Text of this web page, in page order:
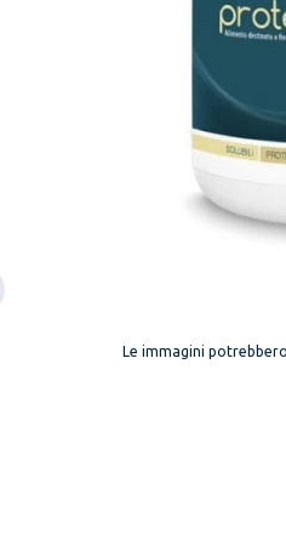
Le immagini